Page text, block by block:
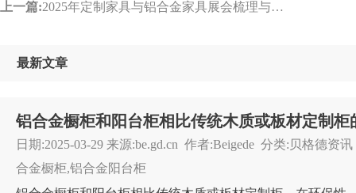
上一篇:2025年定制家具与铝合金家具展会梳理与报道概述
最新文章
铝合金橱柜和阳台柜相比传统木质或板材定制柜
日期:2025-03-29 来源:be.gd.cn 作者:Beigede 分类:贝格德资
合金橱柜,铝合金阳台柜